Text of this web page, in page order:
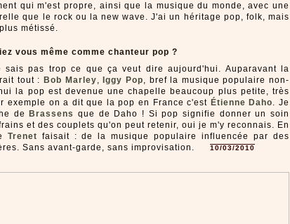
qui m'est propre, ainsi que la musique du monde, avec une
que le rock ou la new wave. J'ai un héritage pop, folk, mais
métissé.
vous même comme chanteur pop ?
sais pas trop ce que ça veut dire aujourd'hui. Auparavant la
tout : Bob Marley, Iggy Pop, bref la musique populaire non-
la pop est devenue une chapelle beaucoup plus petite, très
exemple on a dit que la pop en France c'est Étienne Daho. Je
de
Brassens que de Daho ! Si pop signifie donner un soin
et des couplets qu'on peut retenir, oui je m'y reconnais. En
Trenet faisait : de la musique populaire influencée par des
Sans avant-garde, sans improvisation.
10/03/2010